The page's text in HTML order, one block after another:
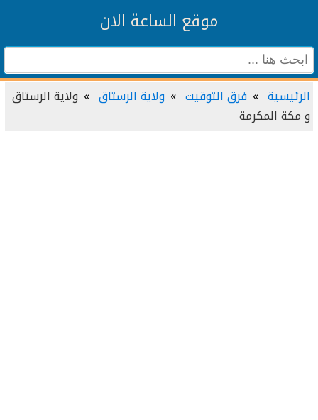
موقع الساعة الان
الرئيسية فرق التوقيت ولاية الرستاق
ولاية الرستاق
و مكة المكرمة